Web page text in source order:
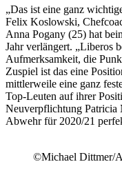
„Das ist eine ganz
Felix Koslowski,
Anna Pogany (25) hat
Jahr verlängert. „Liberos
Aufmerksamkeit, die
Zuspiel ist das eine
mittlerweile eine ganz
Top-Leuten auf ihrer
Neuverpflichtung Patricia
Abwehr für 2020/21
©Michael Dittmer/